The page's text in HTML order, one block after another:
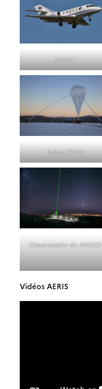
SAFIRE
Ballon CNES
Observatoire du MAIDO
Vidéos AERIS